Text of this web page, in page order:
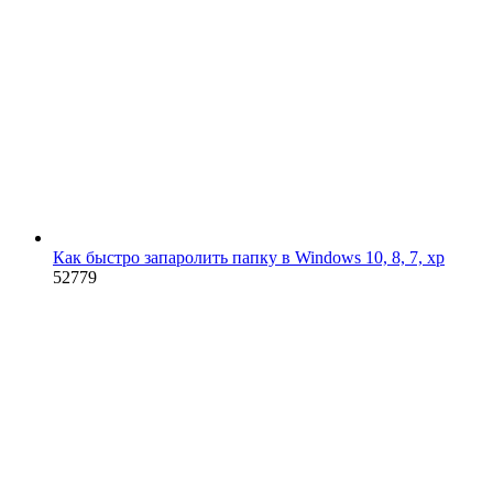
Как быстро запаролить папку в Windows 10, 8, 7, xp
52779